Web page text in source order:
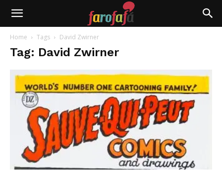
Farofafá
Home Tags David Zwirner
Tag: David Zwirner